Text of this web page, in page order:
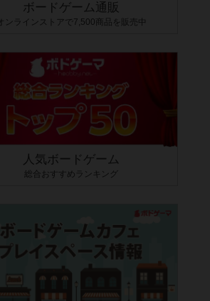
ボードゲーム通販
オンラインストアで7,500商品を販売中
人気ボードゲーム
総合おすすめランキング